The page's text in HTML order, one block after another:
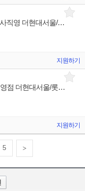
[Grand Open] 명품 향수&뷰티 펜할리곤스 본사직영 더현대서울/현대무역 판매사원 채용
지원하기
[BYREDO]해외 뷰티&퍼퓸 바이레도 본사 직영점 더현대서울/롯데본점/현대목동 시니어/주니어 채용
지원하기
5 >